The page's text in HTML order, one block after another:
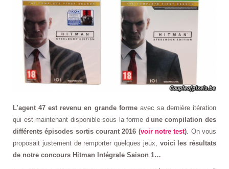
L’agent 47 est revenu en grande formeavec sa dernière itération
qui est maintenant disponible sous la forme d’une compilation des
différents épisodes sortis courant 2016 (voir notre test) . On vous
proposait justement de remporter quelques jeux, voici les résultats
de notre concours Hitman Intégrale Saison 1…